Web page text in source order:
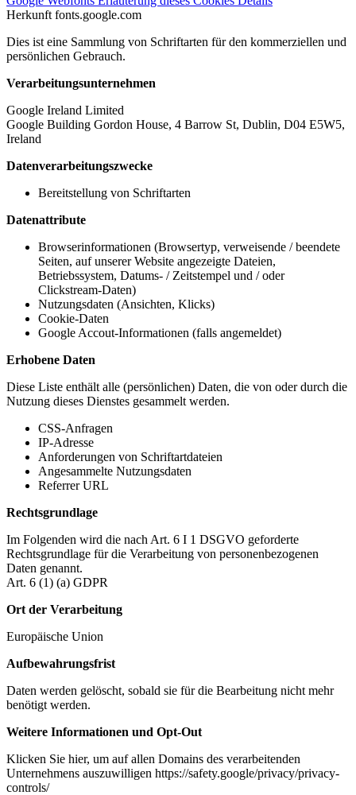
Herkunft fonts.google.com
Dies ist eine Sammlung von Schriftarten für den kommerziellen und
persönlichen Gebrauch.
Verarbeitungsunternehmen
Google Ireland Limited
Google Building Gordon House, 4 Barrow St, Dublin, D04 E5W5,
Ireland
Datenverarbeitungszwecke
Bereitstellung von Schriftarten
Datenattribute
Browserinformationen (Browsertyp, verweisende / beendete
Seiten, auf unserer Website angezeigte Dateien,
Betriebssystem, Datums- / Zeitstempel und / oder
Clickstream-Daten)
Nutzungsdaten (Ansichten, Klicks)
Cookie-Daten
Google Accout-Informationen (falls angemeldet)
Erhobene Daten
Diese Liste enthält alle (persönlichen) Daten, die von oder durch die
Nutzung dieses Dienstes gesammelt werden.
CSS-Anfragen
IP-Adresse
Anforderungen von Schriftartdateien
Angesammelte Nutzungsdaten
Referrer URL
Rechtsgrundlage
Im Folgenden wird die nach Art. 6 I 1 DSGVO geforderte
Rechtsgrundlage für die Verarbeitung von personenbezogenen
Daten genannt.
Art. 6 (1) (a) GDPR
Ort der Verarbeitung
Europäische Union
Aufbewahrungsfrist
Daten werden gelöscht, sobald sie für die Bearbeitung nicht mehr
benötigt werden.
Weitere Informationen und Opt-Out
Klicken Sie hier, um auf allen Domains des verarbeitenden
Unternehmens auszuwilligen https://safety.google/privacy/privacy-
controls/